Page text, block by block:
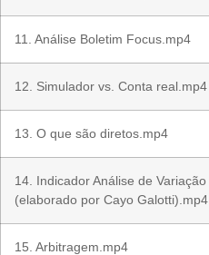
11. Análise Boletim Focus.mp4
12. Simulador vs. Conta real.mp4
13. O que são diretos.mp4
14. Indicador Análise de Variação
(elaborado por Cayo Galotti).mp4
15. Arbitragem.mp4